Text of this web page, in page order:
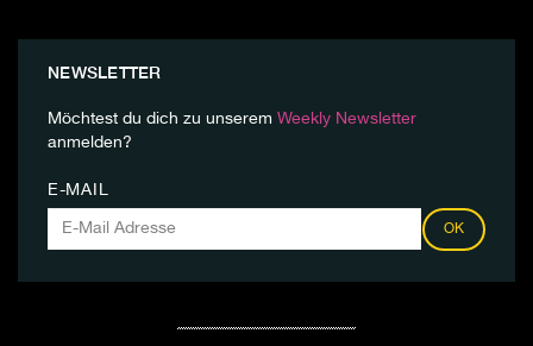
NEWSLETTER
Möchtest du dich zu unserem Weekly Newsletter
anmelden?
E-MAIL
OK